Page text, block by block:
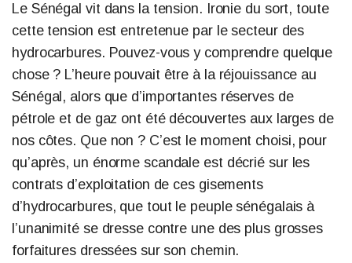
Le Sénégal vit dans la tension. Ironie du sort, toute
cette tension est entretenue par le secteur des
hydrocarbures. Pouvez-vous y comprendre quelque
chose ? L’heure pouvait être à la réjouissance au
Sénégal, alors que d’importantes réserves de
pétrole et de gaz ont été découvertes aux larges de
nos côtes. Que non ? C’est le moment choisi, pour
qu’après, un énorme scandale est décrié sur les
contrats d’exploitation de ces gisements
d’hydrocarbures, que tout le peuple sénégalais à
l’unanimité se dresse contre une des plus grosses
forfaitures dressées sur son chemin.